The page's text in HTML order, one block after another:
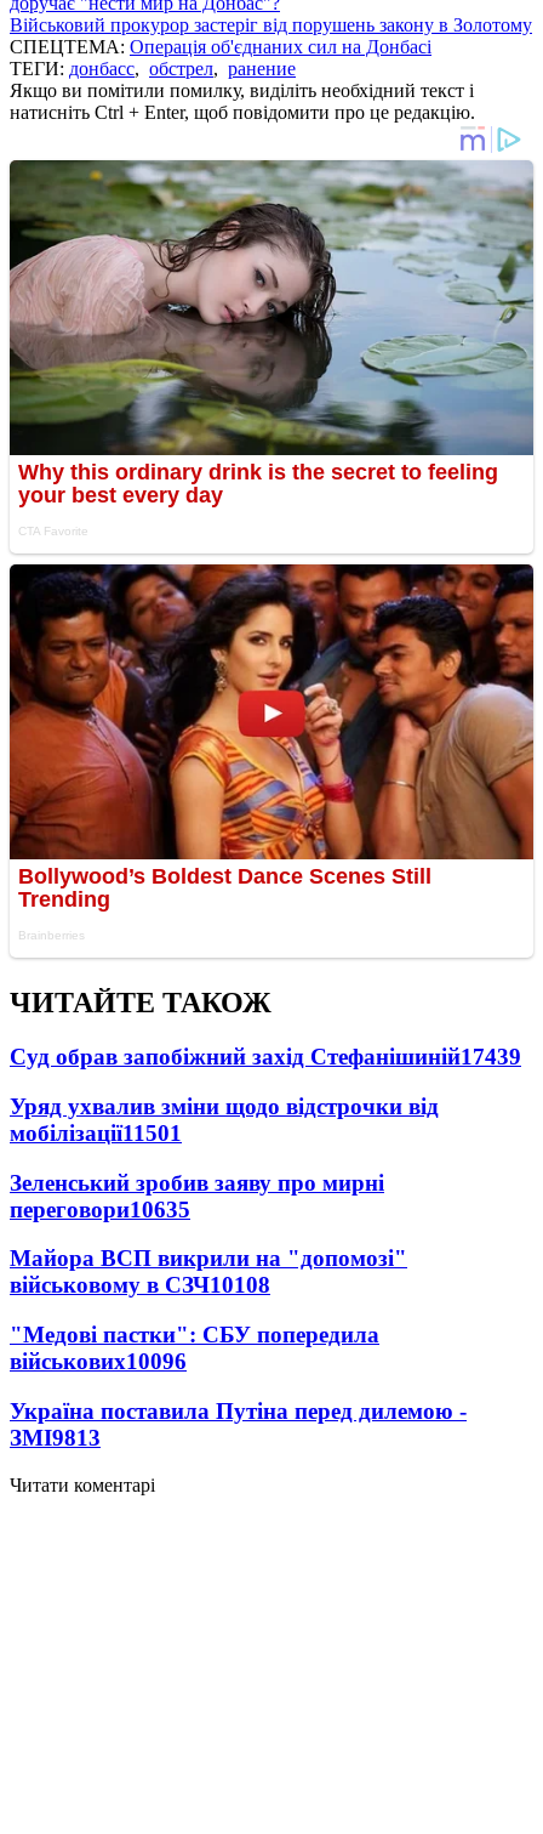
Військовий прокурор застеріг від порушень закону в Золотому
СПЕЦТЕМА: Операція об'єднаних сил на Донбасі
ТЕГИ: донбасс, обстрел, ранение
Якщо ви помітили помилку, виділіть необхідний текст і
натисніть Ctrl + Enter, щоб повідомити про це редакцію.
ЧИТАЙТЕ ТАКОЖ
Суд обрав запобіжний захід Стефанішиній17439
Уряд ухвалив зміни щодо відстрочки від
мобілізації11501
Зеленський зробив заяву про мирні
переговори10635
Майора ВСП викрили на "допомозі"
військовому в СЗЧ10108
"Медові пастки": СБУ попередила
військових10096
Україна поставила Путіна перед дилемою -
ЗМІ9813
Читати коментарі